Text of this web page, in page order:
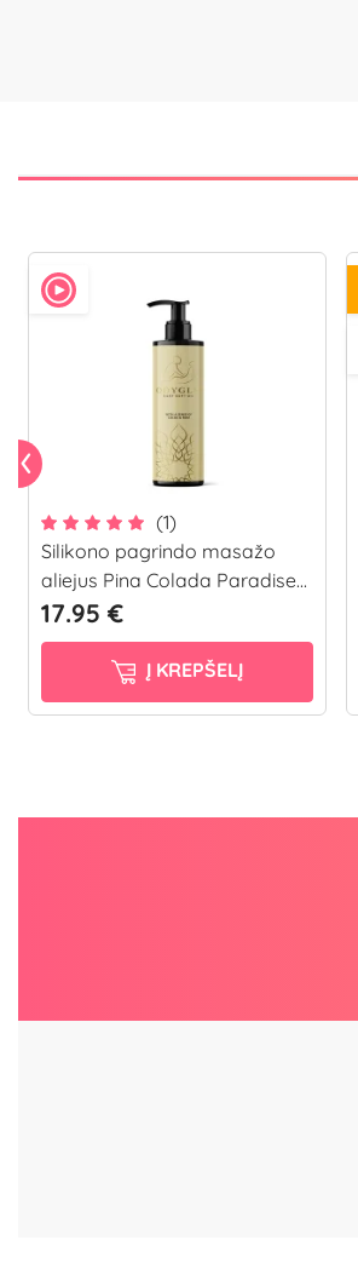
(1)
Silikono pagrindo masažo
aliejus Pina Colada Paradise...
17.95 €
Į KREPŠELĮ